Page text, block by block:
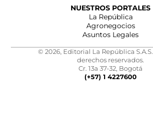
NUESTROS PORTALES
La República
Agronegocios
Asuntos Legales
© 2026, Editorial La República
derechos reservados.
Cr. 13a 37-32, Bogotá
(+57) 1 4227600